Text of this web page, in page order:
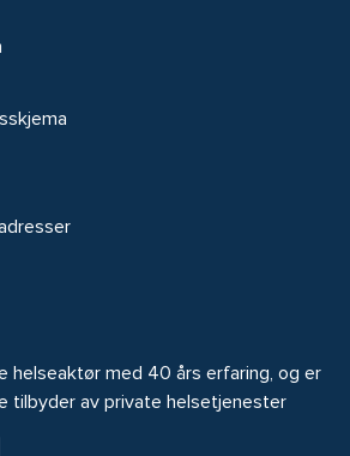
helseaktør med 40 års erfaring, og er
tilbyder av private helsetjenester
Instagram